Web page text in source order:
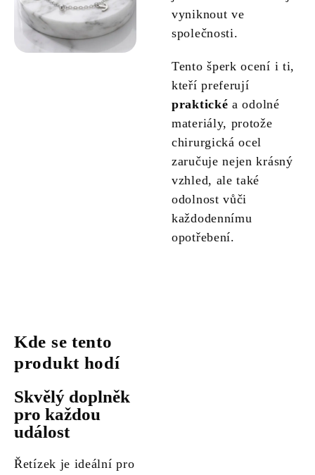
vyniknout ve
společnosti.
Tento šperk ocení i ti,
kteří preferují
praktické a odolné
materiály, protože
chirurgická ocel
zaručuje nejen krásný
vzhled, ale také
odolnost vůči
každodennímu
opotřebení.
Kde se tento
produkt hodí
Skvělý doplněk
pro každou
událost
Řetízek je ideální pro